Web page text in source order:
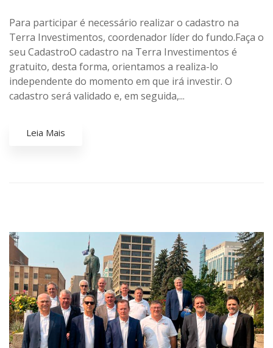
Para participar é necessário realizar o cadastro na
Terra Investimentos, coordenador líder do fundo.Faça o
seu CadastroO cadastro na Terra Investimentos é
gratuito, desta forma, orientamos a realiza-lo
independente do momento em que irá investir. O
cadastro será validado e, em seguida,...
Leia Mais